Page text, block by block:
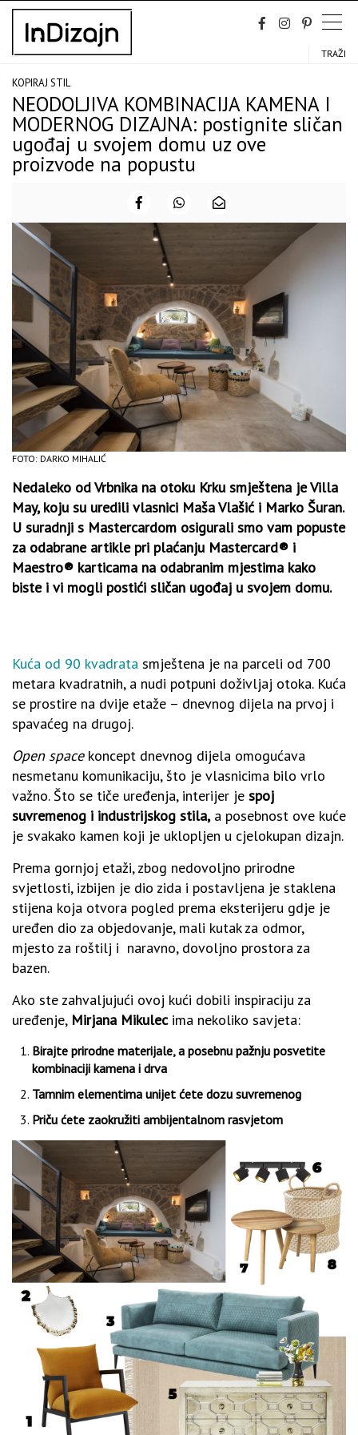
Skip
content
TRAŽI
KOPIRAJ STIL
NEODOLJIVA KOMBINACIJA KAMENA I
MODERNOG DIZAJNA: postignite sličan
ugođaj u svojem domu uz ove
proizvode na popustu
FOTO: DARKO MIHALIĆ
Nedaleko od Vrbnika na otoku Krku smještena je Villa
May, koju su uredili vlasnici Maša Vlašić i Marko Šuran.
U suradnji s Mastercardom osigurali smo vam popuste
za odabrane artikle pri plaćanju Mastercard® i
Maestro® karticama na odabranim mjestima kako
biste i vi mogli postići sličan ugođaj u svojem domu.
Kuća od 90 kvadrata smještena je na parceli od 700
metara kvadratnih, a nudi potpuni doživljaj otoka. Kuća
se prostire na dvije etaže – dnevnog dijela na prvoj i
spavaćeg na drugoj.
Open spacekoncept dnevnog dijela omogućava
nesmetanu komunikaciju, što je vlasnicima bilo vrlo
važno. Što se tiče uređenja, interijer je spoj
suvremenog i industrijskog stila,a posebnost ove kuće
je svakako kamen koji je uklopljen u cjelokupan dizajn.
Prema gornjoj etaži, zbog nedovoljno prirodne
svjetlosti, izbijen je dio zida i postavljena je staklena
stijena koja otvora pogled prema eksterijeru gdje je
uređen dio za objedovanje, mali kutak za odmor,
mjesto za roštilj i naravno, dovoljno prostora za
bazen.
Ako ste zahvaljujući ovoj kući dobili inspiraciju za
uređenje, Mirjana Mikulecima nekoliko savjeta:
Birajte prirodne materijale, a posebnu pažnju posvetite
kombinaciji kamena i drva
Tamnim elementima unijet ćete dozu suvremenog
Priču ćete zaokružiti ambijentalnom rasvjetom